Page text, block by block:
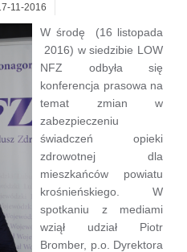
11-2016
W środę (16 listopada
2016) w siedzibie LOW
NFZ odbyła się
konferencja prasowa na
temat zmian w
zabezpieczeniu
świadczeń opieki
zdrowotnej dla
mieszkańców powiatu
krośnieńskiego. W
spotkaniu z mediami
wziął udział Piotr
Bromber, p.o. Dyrektora